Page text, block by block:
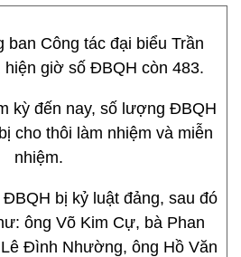
Công tác đại biểu Trần
hiện giờ số ĐBQH còn 483.
kỳ đến nay, số lượng ĐBQH
cho thôi làm nhiệm và miễn
nhiệm.
bị kỷ luật đảng, sau đó
ông Võ Kim Cự, bà Phan
Đình Nhường, ông Hồ Văn